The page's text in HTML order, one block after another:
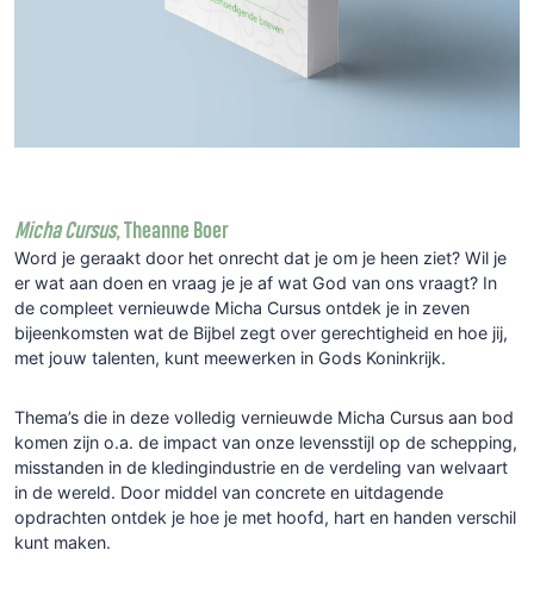
Micha Cursus,Theanne Boer
Word je geraakt door het onrecht dat je om je heen ziet? Wil je
er wat aan doen en vraag je je af wat God van ons vraagt? In
de compleet vernieuwde Micha Cursus ontdek je in zeven
bijeenkomsten wat de Bijbel zegt over gerechtigheid en hoe jij,
met jouw talenten, kunt meewerken in Gods Koninkrijk.
Thema’s die in deze volledig vernieuwde Micha Cursus aan bod
komen zijn o.a. de impact van onze levensstijl op de schepping,
misstanden in de kledingindustrie en de verdeling van welvaart
in de wereld. Door middel van concrete en uitdagende
opdrachten ontdek je hoe je met hoofd, hart en handen verschil
kunt maken.